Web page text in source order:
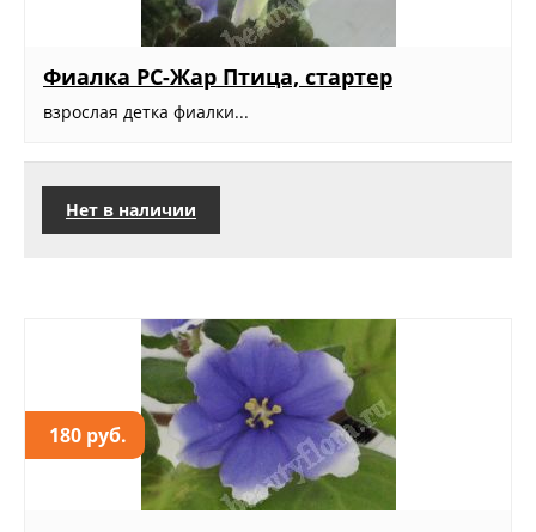
Фиалка РС-Жар Птица, стартер
взрослая детка фиалки...
Нет в наличии
180 руб.